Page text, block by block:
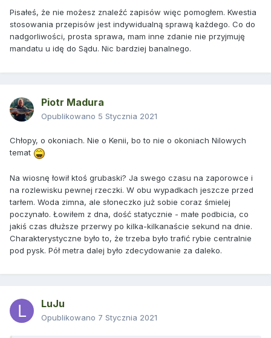
Pisałeś, że nie możesz znaleźć zapisów więc pomogłem. Kwestia
stosowania przepisów jest indywidualną sprawą każdego. Co do
nadgorliwości, prosta sprawa, mam inne zdanie nie przyjmuję
mandatu u idę do Sądu. Nic bardziej banalnego.
Piotr Madura
Opublikowano 5 Stycznia 2021
Chłopy, o okoniach. Nie o Kenii, bo to nie o okoniach Nilowych
temat
Na wiosnę łowił ktoś grubaski? Ja swego czasu na zaporowce i
na rozlewisku pewnej rzeczki. W obu wypadkach jeszcze przed
tarłem. Woda zimna, ale słoneczko już sobie coraz śmielej
poczynało. Łowiłem z dna, dość statycznie - małe podbicia, co
jakiś czas dłuższe przerwy po kilka-kilkanaście sekund na dnie.
Charakterystyczne było to, że trzeba było trafić rybie centralnie
pod pysk. Pół metra dalej było zdecydowanie za daleko.
LuJu
Opublikowano 7 Stycznia 2021